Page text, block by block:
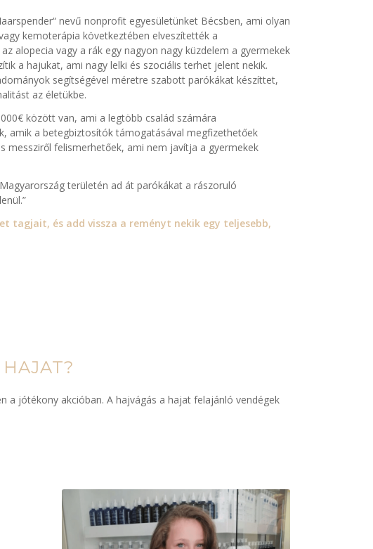
nevű nonprofit egyesületünket Bécsben, ami olyan
kemoterápia következtében elveszítették a
alopecia vagy a rák egy nagyon nagy küzdelem a gyermekek
a hajukat, ami nagy lelki és szociális terhet jelent nekik.
segítségével méretre szabott parókákat készíttet,
az életükbe.
között van, ami a legtöbb család számára
amik a betegbiztosítók támogatásával megfizethetőek
messziről felismerhetőek, ami nem javítja a gyermekek
területén ad át parókákat a rászoruló
tagjait, és add vissza a reményt nekik egy teljesebb,
a jótékony akcióban. A hajvágás a hajat felajánló vendégek